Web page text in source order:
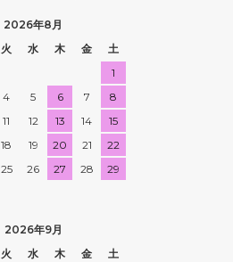
2026年8月
火 水 木 金
土
1
4 5 6 7
8
11 12 13 14
15
18 19 20 21
22
25 26 27 28
29
2026年9月
火 水 木 金
土